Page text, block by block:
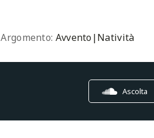
Argomento: Avvento|Natività
Ascolta